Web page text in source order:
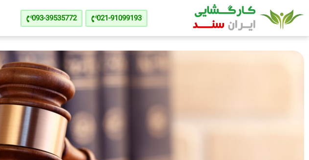
021-91099193
093-39535772